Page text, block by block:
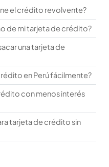
el crédito revolvente?
de mi tarjeta de crédito?
una tarjeta de
en Perú fácilmente?
con menos interés
tarjeta de crédito sin